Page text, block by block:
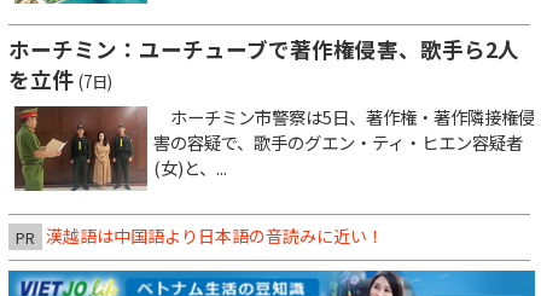
ホーチミン：ユーチューブで著作権侵害、歌手ら2人
を立件 (7日)
ホーチミン市警察は5日、著作権・著作隣接権侵
害の容疑で、歌手のグエン・ティ・ヒエン容疑者
(女)と、...
PR 漢越語は中国語より日本語の音読みに近い！